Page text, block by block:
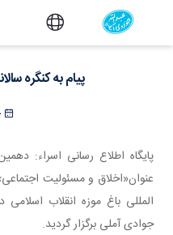
پیام به کنگره سالانه
پیام به کنگره
پایگاه اطلاع رسانی اسراء:
عنوان«اخلاق و مسئولیت
المللی باغ موزه انقلاب
جوادی آملی برگزار گردید.